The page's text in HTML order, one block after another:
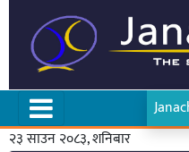
२३ साउन २०८३, शनिबार